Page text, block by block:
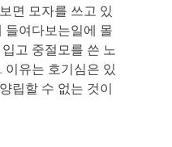
면 모자를 쓰고 있
들여다보는일에 몰
고 중절모를 쓴 노
이유는 호기심은 있
립할 수 없는 것이